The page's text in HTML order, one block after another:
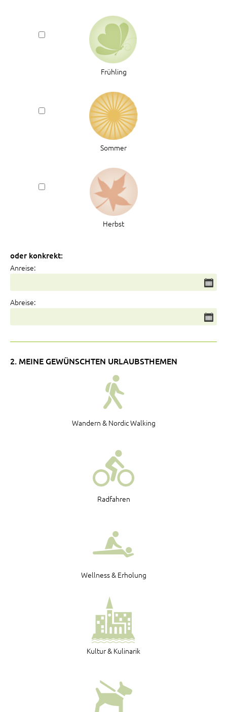
Frühling
Sommer
Herbst
oder konkrekt:
Anreise:
Abreise:
2. MEINE GEWÜNSCHTEN URLAUBSTHEMEN
Wandern & Nordic Walking
Radfahren
Wellness & Erholung
Kultur & Kulinarik